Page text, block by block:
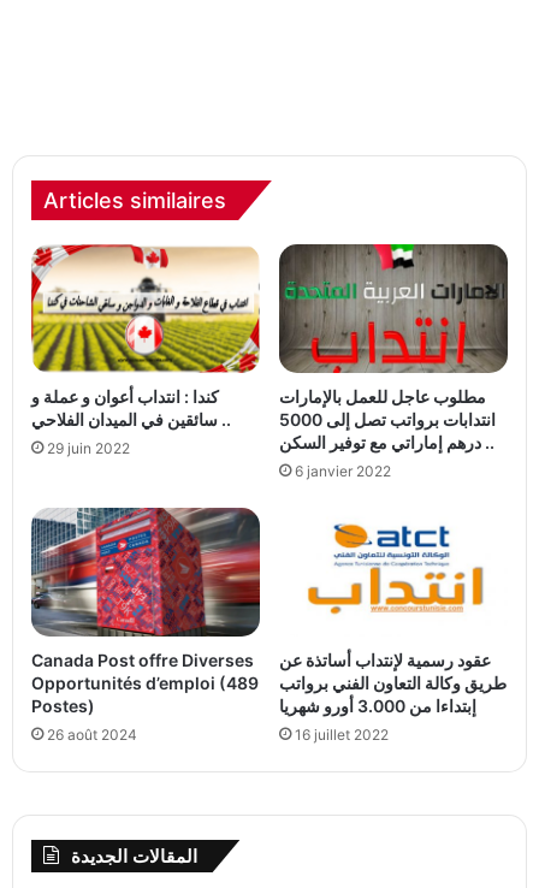
Articles similaires
كندا : انتداب أعوان و عملة و
سائقين في الميدان الفلاحي ..
29 juin 2022
مطلوب عاجل للعمل بالإمارات
انتدابات برواتب تصل إلى 5000
درهم إماراتي مع توفير السكن ..
6 janvier 2022
Canada Post offre Diverses
Opportunités d’emploi (489
Postes)
26 août 2024
عقود رسمية لإنتداب أساتذة عن
طريق وكالة التعاون الفني برواتب
إبتداءا من 3.000 أورو شهريا
16 juillet 2022
المقالات الجديدة